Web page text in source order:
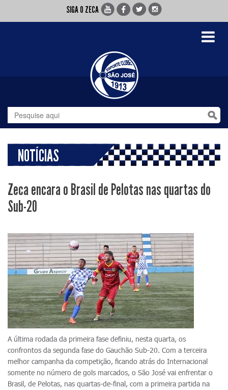
SIGA O ZECA
Toggle
NOTÍCIAS
Zeca encara o Brasil de Pelotas nas quartas do
Sub-20
A última rodada da primeira fase definiu, nesta quarta, os
confrontos da segunda fase do Gauchão Sub-20. Com a terceira
melhor campanha da competição, ficando atrás do Internacional
somente no número de gols marcados, o São José vai enfrentar o
Brasil, de Pelotas, nas quartas-de-final, com a primeira partida na